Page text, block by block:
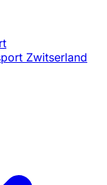
Zwitserland